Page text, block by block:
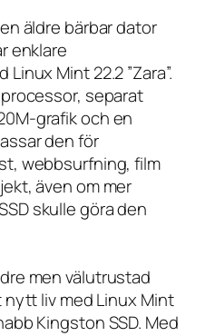
äldre bärbar dator
enklare
Mint 22.2 ”Zara”.
separat
grafik och en
den för
webbsurfning, film
även om mer
skulle göra den
men välutrustad
liv med Linux Mint
Kingston SSD. Med